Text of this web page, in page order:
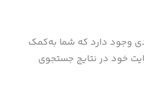
وجود دارد که شما به‌کمک
خود در نتایج جستجوی